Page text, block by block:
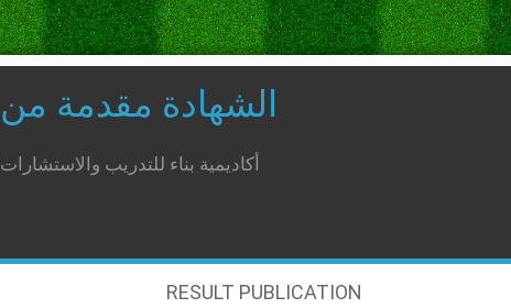
الشهادة مقدمة من
أكاديمية بناء للتدريب والاستشارات
RESULT PUBLICATION